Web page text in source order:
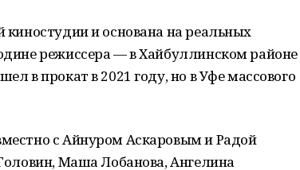
и основана на реальных
режиссера — в Хайбуллинском районе
в прокат в 2021 году, но в Уфе массового
с Айнуром Аскаровым и Радой
Маша Лобанова, Ангелина